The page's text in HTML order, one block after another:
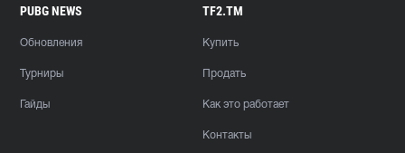
PUBG NEWS
Обновления
Турниры
Гайды
TF2.TM
Купить
Продать
Как это работает
Контакты